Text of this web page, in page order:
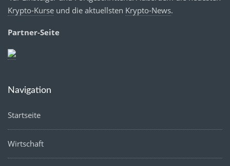
Krypto-Kurse und die aktuellsten Krypto-News.
Partner-Seite
Navigation
Startseite
Wirtschaft